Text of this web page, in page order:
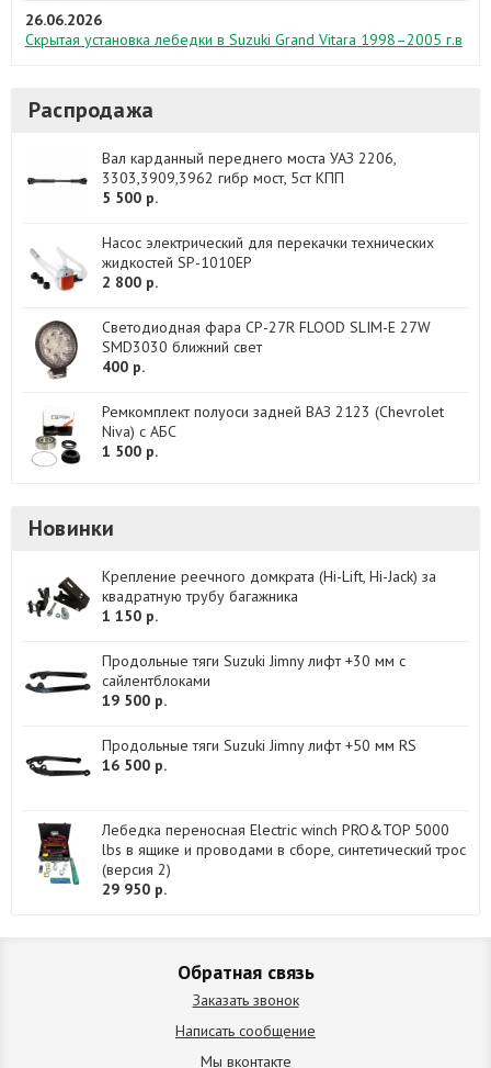
26.06.2026
Скрытая установка лебедки в Suzuki Grand Vitara 1998–2005 г.в
Распродажа
Вал карданный переднего моста УАЗ 2206,
3303,3909,3962 гибр мост, 5ст КПП
5 500 р.
Насос электрический для перекачки технических
жидкостей SP-1010EP
2 800 р.
Светодиодная фара CP-27R FLOOD SLIM-E 27W
SMD3030 ближний свет
400 р.
Ремкомплект полуоси задней ВАЗ 2123 (Chevrolet
Niva) с АБС
1 500 р.
Новинки
Крепление реечного домкрата (Hi-Lift, Hi-Jack) за
квадратную трубу багажника
1 150 р.
Продольные тяги Suzuki Jimny лифт +30 мм с
сайлентблоками
19 500 р.
Продольные тяги Suzuki Jimny лифт +50 мм RS
16 500 р.
Лебедка переносная Electric winch PRO&TOP 5000
lbs в ящике и проводами в сборе, синтетический трос
(версия 2)
29 950 р.
Обратная связь
Заказать звонок
Написать сообщение
Мы вконтакте